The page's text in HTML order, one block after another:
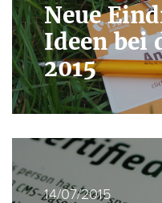
Neue
Ideen bei
2015
14/07/2015